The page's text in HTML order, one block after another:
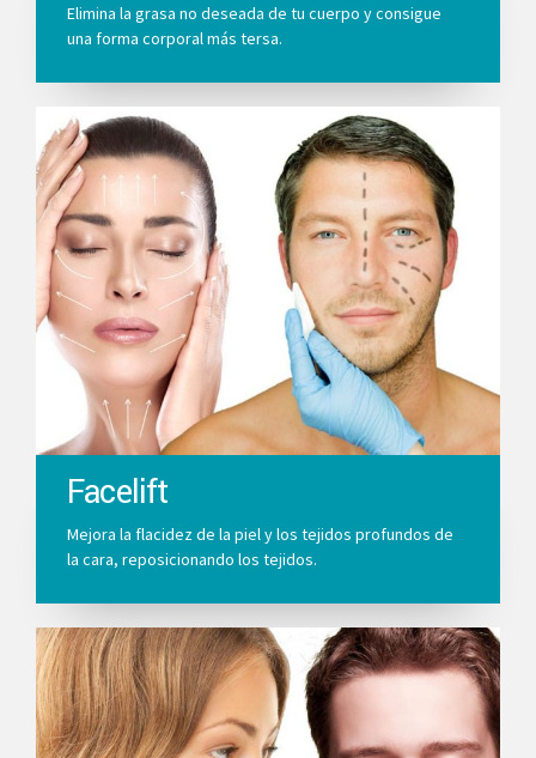
Elimina la grasa no deseada de tu cuerpo y consigue
una forma corporal más tersa.
Facelift
Mejora la flacidez de la piel y los tejidos profundos de
la cara, reposicionando los tejidos.